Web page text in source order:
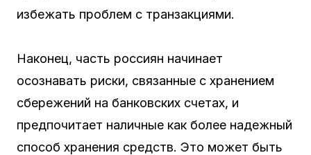
избежать проблем с транзакциями.
Наконец, часть россиян начинает
осознавать риски, связанные с хранением
сбережений на банковских счетах, и
предпочитает наличные как более надежный
способ хранения средств. Это может быть